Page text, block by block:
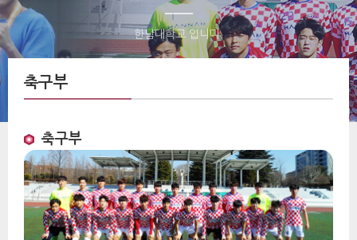
한남대학교 입니다.
축구부
축구부